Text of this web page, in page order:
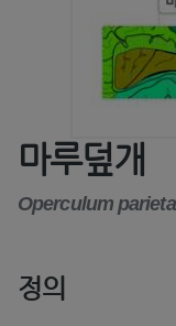
마루덮개
Operculum
정의